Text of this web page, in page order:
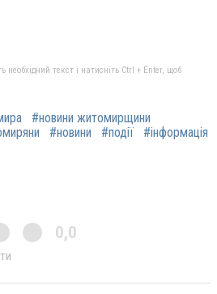
текст і натисніть Ctrl + Enter, щоб
#новини житомирщини
#новини #події #інформація
0,0